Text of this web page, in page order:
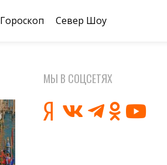
Гороскоп Север Шоу
МЫ В СОЦСЕТЯХ